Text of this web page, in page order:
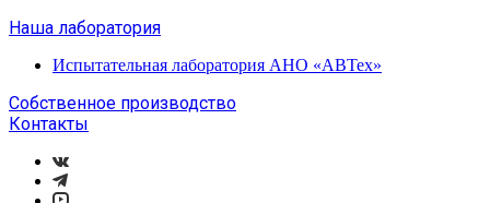
Наша лаборатория
Испытательная лаборатория АНО «АВТех»
Собственное производство
Контакты